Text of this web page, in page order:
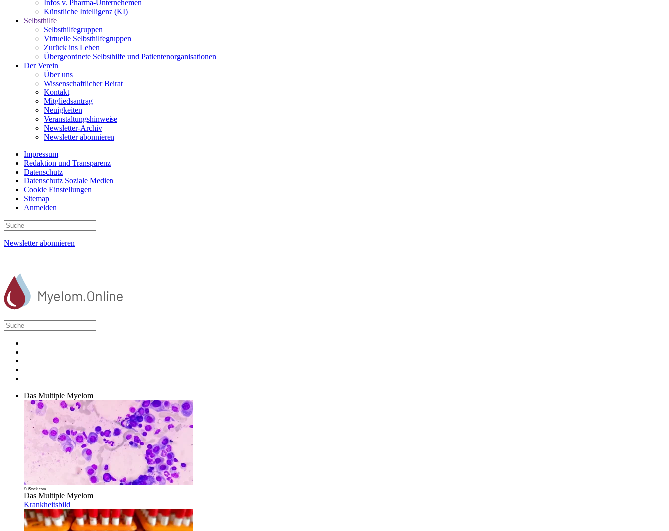
Infos v. Pharma-Unternehemen
Künstliche Intelligenz (KI)
Selbsthilfe
Selbsthilfegruppen
Virtuelle Selbsthilfegruppen
Zurück ins Leben
Übergeordnete Selbsthilfe und Patientenorganisationen
Der Verein
Über uns
Wissenschaftlicher Beirat
Kontakt
Mitgliedsantrag
Neuigkeiten
Veranstaltungshinweise
Newsletter-Archiv
Newsletter abonnieren
Impressum
Redaktion und Transparenz
Datenschutz
Datenschutz Soziale Medien
Cookie Einstellungen
Sitemap
Anmelden
Newsletter abonnieren
Das Multiple Myelom
© iStock.com
Das Multiple Myelom
Krankheitsbild